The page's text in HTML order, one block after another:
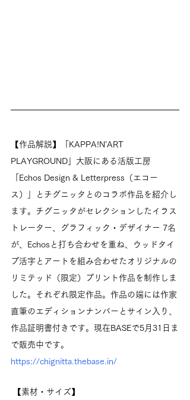
【作品解説】「KAPPA!N’ART
PLAYGROUND」大阪にある活版工房
「Echos Design & Letterpress（エコー
ス）」とチグニッタとのコラボ作品を紹介し
ます。チグニッタがセレクションしたイラス
トレーター、グラフィック・デザイナー 7名
が、Echosと打ち合わせを重ね、ウッドタイ
プ活字とアートを組み合わせたオリジナルの
リミテッド（限定）プリント作品を制作しま
した。それぞれ限定作品。作品の端には作家
直筆のエディションナンバーとサイン入り、
作品証明書付きです。現在BASEで5月31日ま
で販売中です。
https://chignitta.thebase.in/
【素材・サイズ】